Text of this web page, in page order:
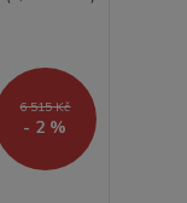
6 515 Kč
- 2 %